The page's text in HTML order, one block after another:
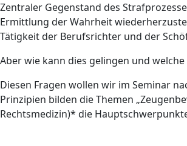
Zentraler Gegenstand des
Ermittlung der Wahrheit
Tätigkeit der Berufsrichter und der
Aber wie kann dies gelingen und
Diesen Fragen wollen wir im Seminar
Prinzipien bilden die Themen
Rechtsmedizin)* die